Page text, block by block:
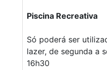
Piscina Recreativa
Só poderá ser
lazer, de segunda a
16h30